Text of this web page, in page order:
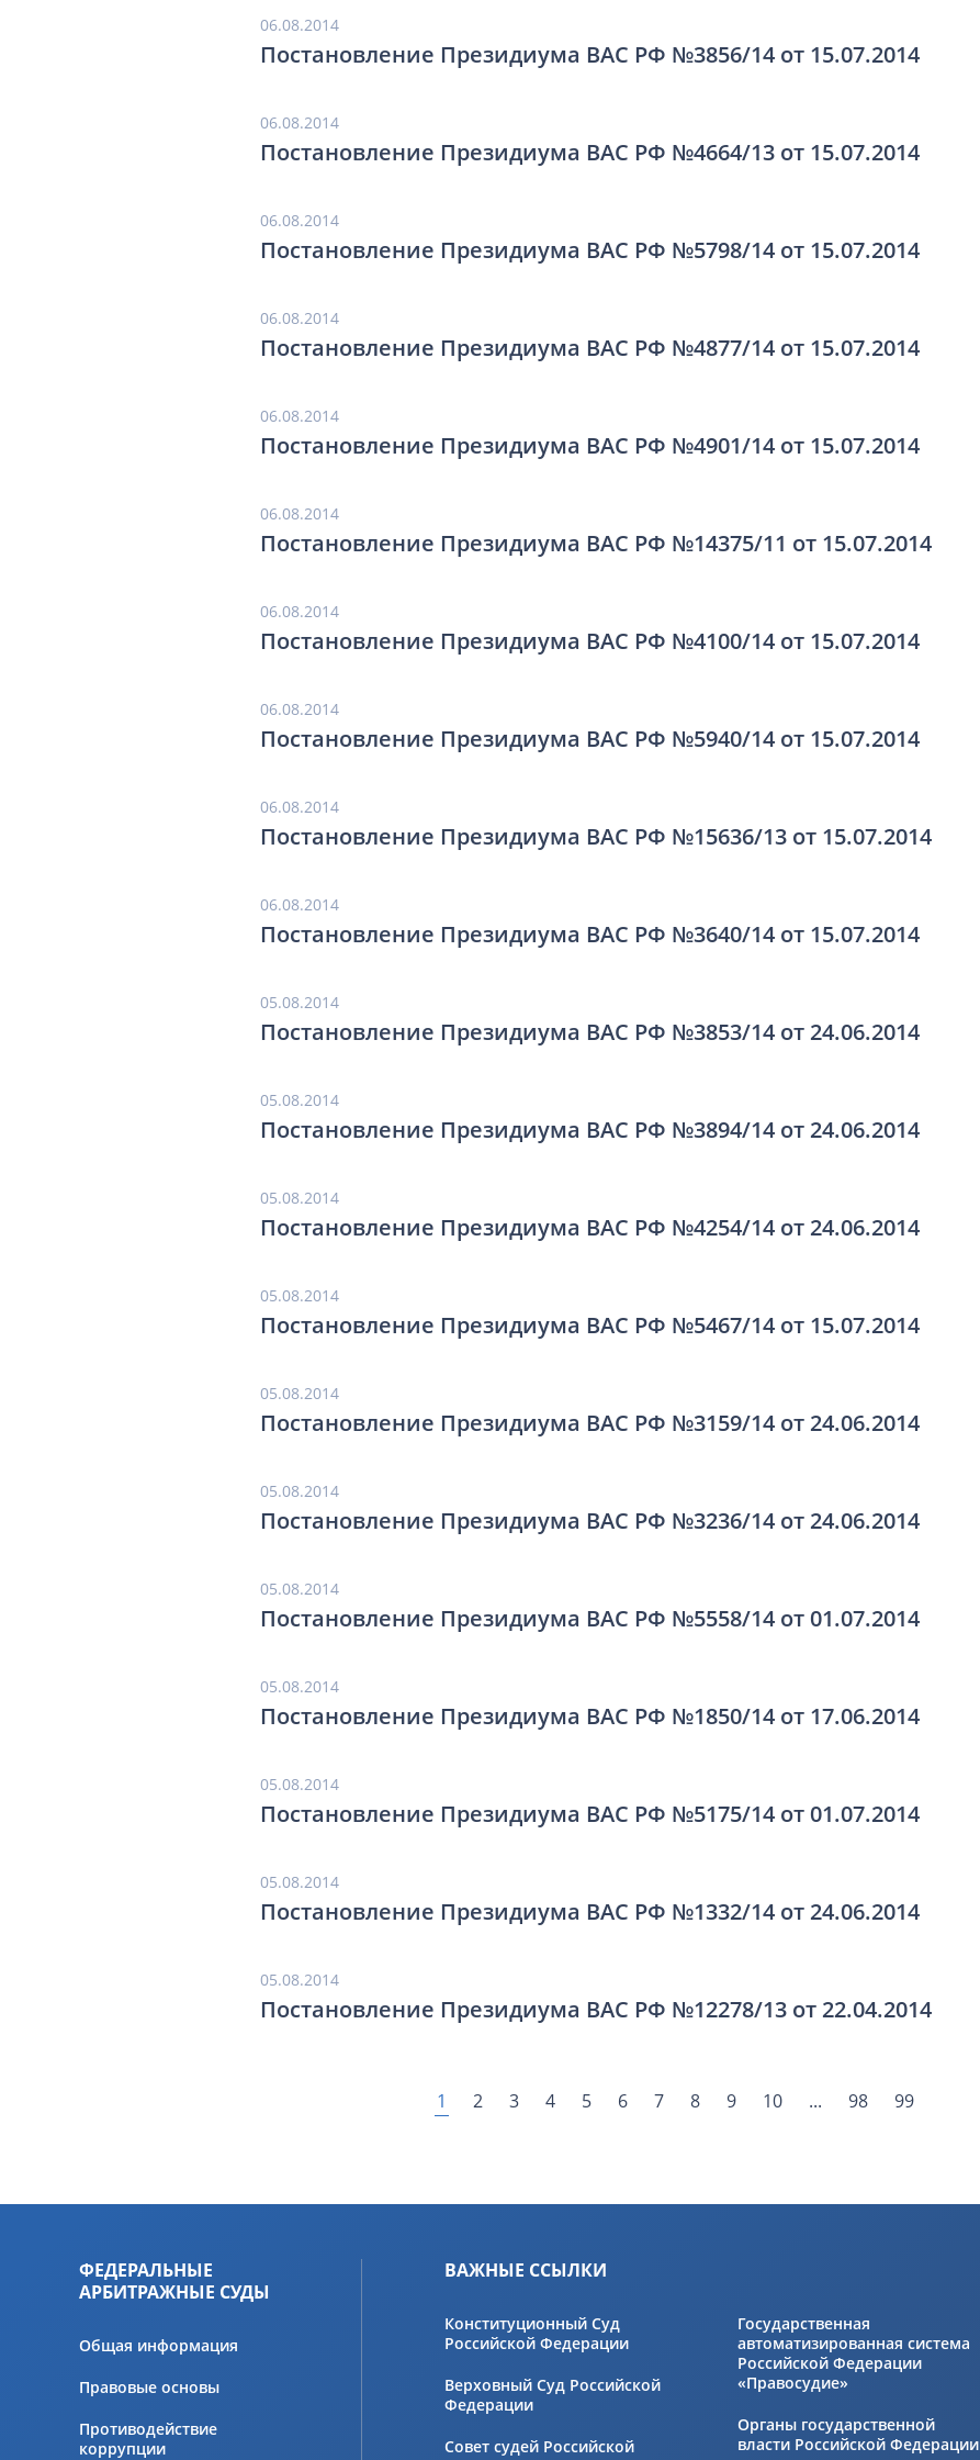
06.08.2014
Постановление Президиума ВАС РФ №3856/14 от 15.07.2014
06.08.2014
Постановление Президиума ВАС РФ №4664/13 от 15.07.2014
06.08.2014
Постановление Президиума ВАС РФ №5798/14 от 15.07.2014
06.08.2014
Постановление Президиума ВАС РФ №4877/14 от 15.07.2014
06.08.2014
Постановление Президиума ВАС РФ №4901/14 от 15.07.2014
06.08.2014
Постановление Президиума ВАС РФ №14375/11 от 15.07.2014
06.08.2014
Постановление Президиума ВАС РФ №4100/14 от 15.07.2014
06.08.2014
Постановление Президиума ВАС РФ №5940/14 от 15.07.2014
06.08.2014
Постановление Президиума ВАС РФ №15636/13 от 15.07.2014
06.08.2014
Постановление Президиума ВАС РФ №3640/14 от 15.07.2014
05.08.2014
Постановление Президиума ВАС РФ №3853/14 от 24.06.2014
05.08.2014
Постановление Президиума ВАС РФ №3894/14 от 24.06.2014
05.08.2014
Постановление Президиума ВАС РФ №4254/14 от 24.06.2014
05.08.2014
Постановление Президиума ВАС РФ №5467/14 от 15.07.2014
05.08.2014
Постановление Президиума ВАС РФ №3159/14 от 24.06.2014
05.08.2014
Постановление Президиума ВАС РФ №3236/14 от 24.06.2014
05.08.2014
Постановление Президиума ВАС РФ №5558/14 от 01.07.2014
05.08.2014
Постановление Президиума ВАС РФ №1850/14 от 17.06.2014
05.08.2014
Постановление Президиума ВАС РФ №5175/14 от 01.07.2014
05.08.2014
Постановление Президиума ВАС РФ №1332/14 от 24.06.2014
05.08.2014
Постановление Президиума ВАС РФ №12278/13 от 22.04.2014
1 2 3 4 5 6 7 8 9 10 ... 98 99
ФЕДЕРАЛЬНЫЕ
АРБИТРАЖНЫЕ СУДЫ
Общая информация
Правовые основы
Противодействие
коррупции
ВАЖНЫЕ ССЫЛКИ
Конституционный Суд
Российской Федерации
Верховный Суд Российской
Федерации
Совет судей Российской
Государственная
автоматизированная система
Российской Федерации
«Правосудие»
Органы государственной
власти Российской Федерации